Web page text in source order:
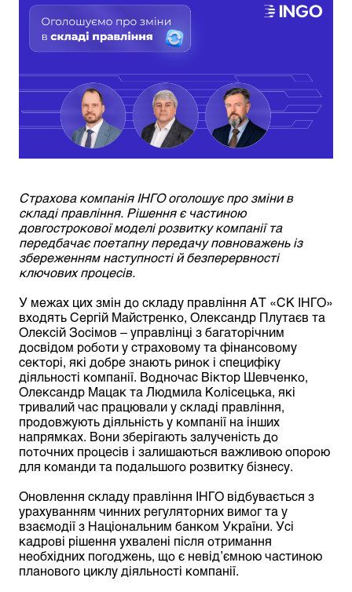
Страхова компанія ІНГО оголошує про зміни в
складі правління. Рішення є частиною
довгострокової моделі розвитку компанії та
передбачає поетапну передачу повноважень із
збереженням наступності й безперервності
ключових процесів.
У межах цих змін до складу правління АТ «СК ІНГО»
входять Сергій Майстренко, Олександр Плутаєв та
Олексій Зосімов – управлінці з багаторічним
досвідом роботи у страховому та фінансовому
секторі, які добре знають ринок і специфіку
діяльності компанії. Водночас Віктор Шевченко,
Олександр Мацак та Людмила Колісецька, які
тривалий час працювали у складі правління,
продовжують діяльність у компанії на інших
напрямках. Вони зберігають залученість до
поточних процесів і залишаються важливою опорою
для команди та подальшого розвитку бізнесу.
Оновлення складу правління ІНГО відбувається з
урахуванням чинних регуляторних вимог та у
взаємодії з Національним банком України. Усі
кадрові рішення ухвалені після отримання
необхідних погоджень, що є невід’ємною частиною
планового циклу діяльності компанії.